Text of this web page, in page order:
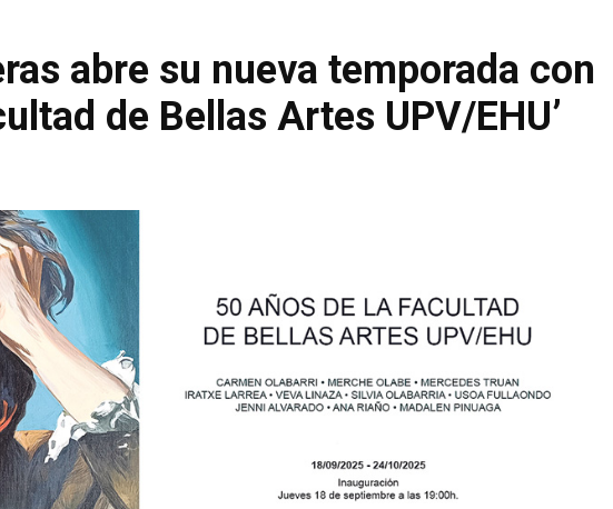
abre su nueva temporada con
de Bellas Artes UPV/EHU’